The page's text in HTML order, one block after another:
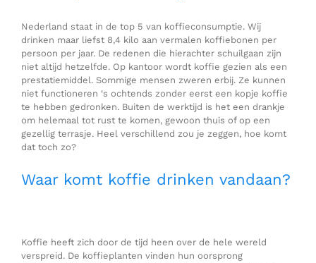
Nederland staat in de top 5 van koffieconsumptie. Wij
drinken maar liefst 8,4 kilo aan vermalen koffiebonen per
persoon per jaar. De redenen die hierachter schuilgaan zijn
niet altijd hetzelfde. Op kantoor wordt koffie gezien als een
prestatiemiddel. Sommige mensen zweren erbij. Ze kunnen
niet functioneren ‘s ochtends zonder eerst een kopje koffie
te hebben gedronken. Buiten de werktijd is het een drankje
om helemaal tot rust te komen, gewoon thuis of op een
gezellig terrasje. Heel verschillend zou je zeggen, hoe komt
dat toch zo?
Waar komt koffie drinken vandaan?
Koffie heeft zich door de tijd heen over de hele wereld
verspreid. De koffieplanten vinden hun oorsprong